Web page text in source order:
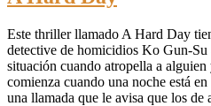
Este thriller llamado A Hard Day
detective de homicidios Ko Gun-
situación cuando atropella a
comienza cuando una noche está
una llamada que le avisa que los